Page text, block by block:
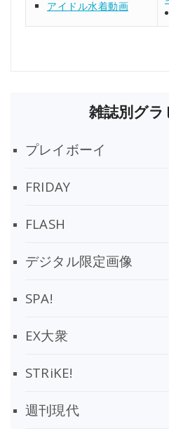
アイドル水着動画
雑誌別グ
プレイボーイ
FRIDAY
FLASH
デジタル限定画像
SPA!
EX大衆
STRiKE!
週刊現代